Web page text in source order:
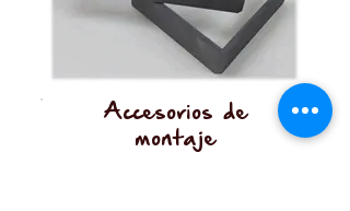
Accesorios de
montaje